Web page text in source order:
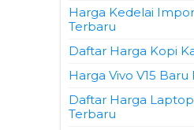
Harga Kedelai
Terbaru
Daftar Harga Kopi
Harga Vivo V15 Baru
Daftar Harga Laptop
Terbaru